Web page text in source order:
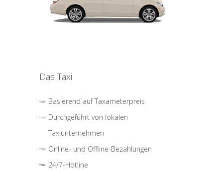
Das Taxi
Basierend auf Taxameterpreis
Durchgeführt von lokalen
Taxiunternehmen
Online- und Offline-Bezahlungen
24/7-Hotline